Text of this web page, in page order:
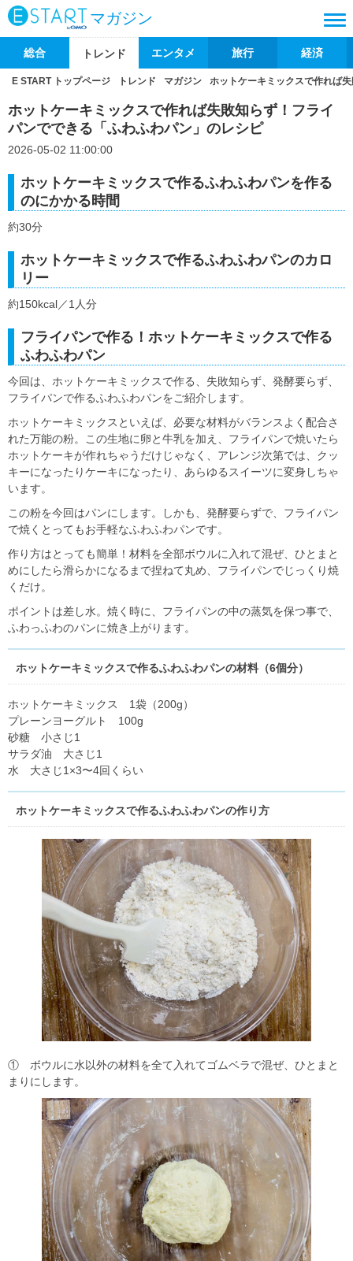
マガジン
総合 トレンド エンタメ 旅行 経済
E START トップページ トレンド マガジン ホットケーキミックスで作れば
ホットケーキミックスで作れば失敗知らず！フライ
パンでできる「ふわふわパン」のレシピ
2026-05-02 11:00:00
ホットケーキミックスで作るふわふわパンを作る
のにかかる時間
約30分
ホットケーキミックスで作るふわふわパンのカロ
リー
約150kcal／1人分
フライパンで作る！ホットケーキミックスで作る
ふわふわパン
今回は、ホットケーキミックスで作る、失敗知らず、発酵要らず、
フライパンで作るふわふわパンをご紹介します。
ホットケーキミックスといえば、必要な材料がバランスよく配合さ
れた万能の粉。この生地に卵と牛乳を加え、フライパンで焼いたら
ホットケーキが作れちゃうだけじゃなく、アレンジ次第では、クッ
キーになったりケーキになったり、あらゆるスイーツに変身しちゃ
います。
この粉を今回はパンにします。しかも、発酵要らずで、フライパン
で焼くとってもお手軽なふわふわパンです。
作り方はとっても簡単！材料を全部ボウルに入れて混ぜ、ひとまと
めにしたら滑らかになるまで捏ねて丸め、フライパンでじっくり焼
くだけ。
ポイントは差し水。焼く時に、フライパンの中の蒸気を保つ事で、
ふわっふわのパンに焼き上がります。
ホットケーキミックスで作るふわふわパンの材料（6個分）
ホットケーキミックス 1袋（200g）
プレーンヨーグルト 100g
砂糖 小さじ1
サラダ油 大さじ1
水 大さじ1×3〜4回くらい
ホットケーキミックスで作るふわふわパンの作り方
① ボウルに水以外の材料を全て入れてゴムベラで混ぜ、ひとまと
まりにします。